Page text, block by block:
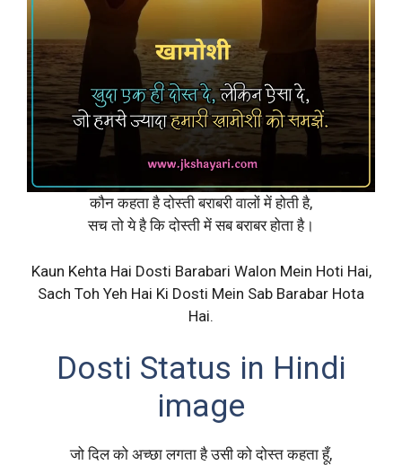
कौन कहता है दोस्ती बराबरी वालों में होती है,
सच तो ये है कि दोस्ती में सब बराबर होता है।
Kaun Kehta Hai Dosti Barabari Walon Mein Hoti Hai,
Sach Toh Yeh Hai Ki Dosti Mein Sab Barabar Hota
Hai.
Dosti Status in Hindi
image
जो दिल को अच्छा लगता है उसी को दोस्त कहता हूँ,